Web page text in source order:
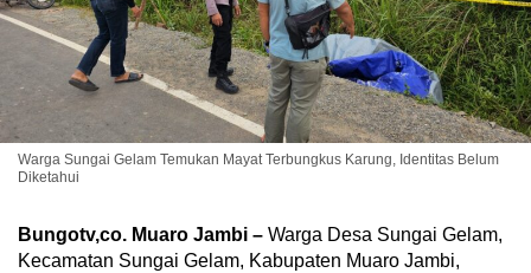
Warga Sungai Gelam Temukan Mayat Terbungkus Karung, Identitas Belum
Diketahui
Bungotv,co. Muaro Jambi – Warga Desa Sungai Gelam,
Kecamatan Sungai Gelam, Kabupaten Muaro Jambi,